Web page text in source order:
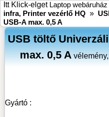
Itt Klick-elget Laptop webáruház
infra, Printer vezérlő HQ »
USB-A max. 0,5 A
USB töltő
max. 0,5 A
Gyártó :